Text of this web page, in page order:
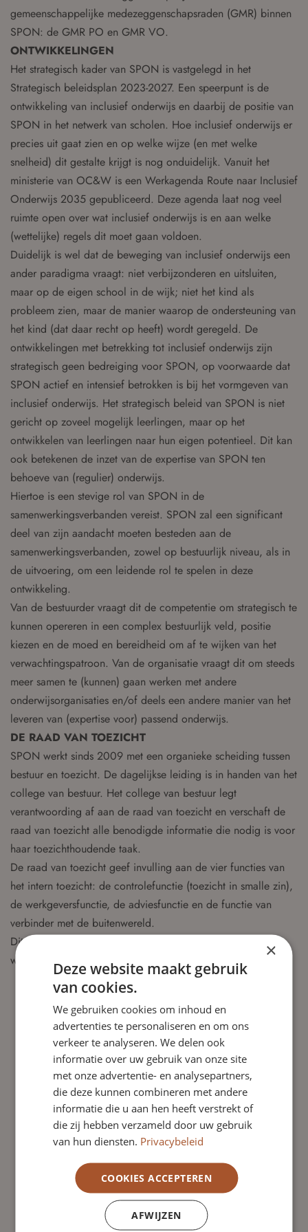
gemeenschappelijke medezeggenschapsraden (GMR) binnen
SPON: de GMR PO en GMR VO.
ONTWIKKELINGEN
Het strategisch kader van SPON is vastgelegd in het
Strategisch beleidsplan 2023-2027. Een speerpunt is de
ontwikkeling van inclusief onderwijs en daarbij de positie van
SPON in het netwerk van scholen. Hoe inclusief onderwijs er
precies uit gaat zien en op welke wijze (en met welke
snelheid) dit gestalte krijgt is nog onduidelijk. Vanuit het
ministerie van OC&W is een Werkagenda Route naar Inclusief
Onderwijs 2035 gepubliceerd. Deze agenda laat nog veel
ruimte open over wat inclusief onderwijs is en aan welke
(wettelijke) regels dit moet gaan voldoen.
Duidelijk is wel dat de beweging van inclusief onderwijs een
ander paradigma vraagt: niet verbijzonderen en uitsluiten,
maar op de eigen school in de wijk; niet het kind als
probleem zien, maar de manier waarop de ondersteuning van
het kind (dat daar recht op heeft) wordt geregeld. De
ontwikkelingen met betrekking tot inclusief onderwijs zijn
strategisch geen bedreiging voor SPON, op voorwaarde dat
SPON actief en intensief betrokken is bij het vormgeven van
inclusief onderwijs. Het strategisch beleid van SPON is niet
gericht op zoveel mogelijk leerlingen, maar op het
ontwikkelen van leerlingen naar hun eigen potentieel. Dit kan
ook betekenen de inzet van de expertise van SPON ten
behoeve van (regulier) onderwijs.
Hiertoe is een stevige rol van SPON in de
samenwerkingsverbanden vereist. SPON zal een significant
deel van zijn aandacht moeten besteden aan de
samenwerkingsverbanden, zowel op bestuurlijk niveau, als in
de uitvoering, om een leidende rol te spelen in deze
ontwikkeling.
Van de bestuurder vraagt dit de competentie om strategisch te
kunnen opereren in een complex bestuurlijk veld, positie
kiezen en de moed en bereidheid om af te wijken van het
verwachtingspatroon. Van de organisatie vraagt dit om steeds
meer samen te (kunnen) gaan werken met andere
onderwijsorganisaties en/of deels een andere manier van het
leveren van (expertise voor) passend onderwijs.
DE RAAD VAN TOEZICHT
SPON werkt sinds 2009 met een organieke scheiding tussen
bestuur en toezicht. De dagelijkse leiding is in handen van het
college van bestuur. Het college van bestuur legt
verantwoording af aan de raad van toezicht en verschaft de
raad van toezicht alle benodigde informatie die nodig is voor
haar toezichthoudende taak.
De raad van toezicht geef invulling aan de vier functies van
het intern toezicht: de controlefunctie (toezicht in smalle zin),
de werkgeversfunctie, de adviesfunctie en de functie van
verbinder met de buitenwereld.
Dit doet zij ten minimale ten aanzien van de volgende
wettelijke taken, bevoegdheden:
Werkgeversfunctie: Benoeming en ontslag en beoordeling
van het college van bestuur.
Klankbord: Het functioneren als klankbord voor het
college van bestuur.
Controlefunctie: Het houden van integraal toezicht op het
handelen van het college van bestuur en op de algemene
gang van zaken en het beleid binnen de
onderwijsinstelling. Deze controlerende taak betreft in
ieder geval:
Het toezicht houden op naleving van de wettelijke
verplichtingen en de Code Goed Bestuur van de PO-
raad en VO-raad.
Het toezicht houden op rechtmatige verwerving,
bestemming en aanwending van de middelen.
×
Deze website maakt gebruik
van cookies.
We gebruiken cookies om inhoud en
advertenties te personaliseren en om ons
verkeer te analyseren. We delen ook
informatie over uw gebruik van onze site
met onze advertentie- en analysepartners,
die deze kunnen combineren met andere
informatie die u aan hen heeft verstrekt of
die zij hebben verzameld door uw gebruik
van hun diensten. Privacybeleid
COOKIES ACCEPTEREN
AFWIJZEN